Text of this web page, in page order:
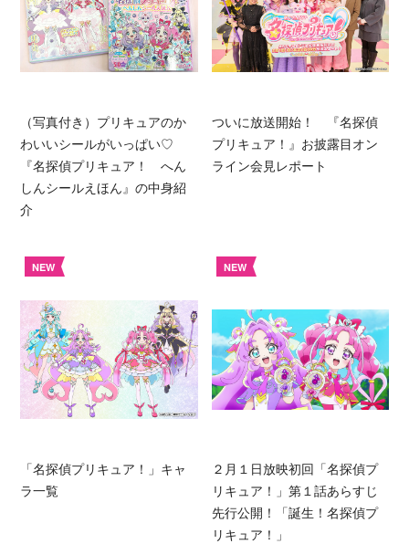
（写真付き）プリキュアのか
わいいシールがいっぱい♡
『名探偵プリキュア！ へん
しんシールえほん』の中身紹
介
ついに放送開始！ 『名探偵
プリキュア！』お披露目オン
ライン会見レポート
NEW
「名探偵プリキュア！」キャ
ラ一覧
NEW
２月１日放映初回「名探偵プ
リキュア！」第１話あらすじ
先行公開！「誕生！名探偵プ
リキュア！」